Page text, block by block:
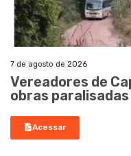
7 de agosto de 2026
Vereadores de
obras
Acessar